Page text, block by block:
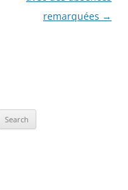
remarquées →